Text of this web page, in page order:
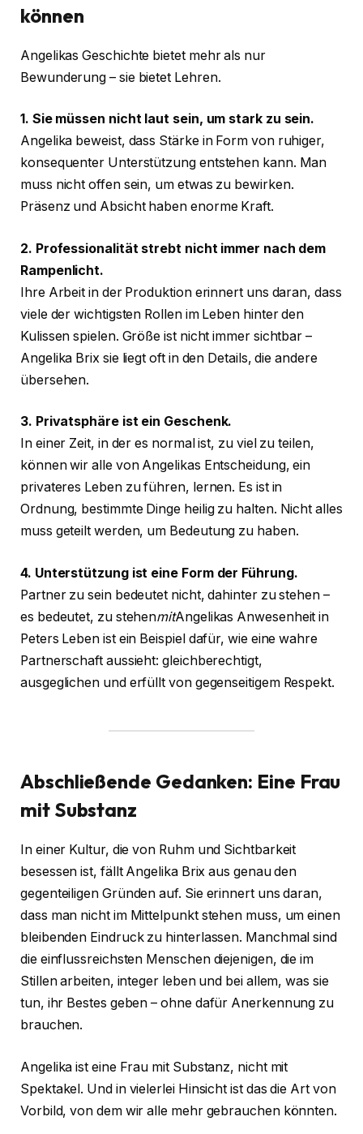
können
Angelikas Geschichte bietet mehr als nur
Bewunderung – sie bietet Lehren.
1. Sie müssen nicht laut sein, um stark zu sein.
Angelika beweist, dass Stärke in Form von ruhiger,
konsequenter Unterstützung entstehen kann. Man
muss nicht offen sein, um etwas zu bewirken.
Präsenz und Absicht haben enorme Kraft.
2. Professionalität strebt nicht immer nach dem
Rampenlicht.
Ihre Arbeit in der Produktion erinnert uns daran, dass
viele der wichtigsten Rollen im Leben hinter den
Kulissen spielen. Größe ist nicht immer sichtbar –
Angelika Brix sie liegt oft in den Details, die andere
übersehen.
3. Privatsphäre ist ein Geschenk.
In einer Zeit, in der es normal ist, zu viel zu teilen,
können wir alle von Angelikas Entscheidung, ein
privateres Leben zu führen, lernen. Es ist in
Ordnung, bestimmte Dinge heilig zu halten. Nicht alles
muss geteilt werden, um Bedeutung zu haben.
4. Unterstützung ist eine Form der Führung.
Partner zu sein bedeutet nicht, dahinter zu stehen –
es bedeutet, zu stehenmitAngelikas Anwesenheit in
Peters Leben ist ein Beispiel dafür, wie eine wahre
Partnerschaft aussieht: gleichberechtigt,
ausgeglichen und erfüllt von gegenseitigem Respekt.
Abschließende Gedanken: Eine Frau
mit Substanz
In einer Kultur, die von Ruhm und Sichtbarkeit
besessen ist, fällt Angelika Brix aus genau den
gegenteiligen Gründen auf. Sie erinnert uns daran,
dass man nicht im Mittelpunkt stehen muss, um einen
bleibenden Eindruck zu hinterlassen. Manchmal sind
die einflussreichsten Menschen diejenigen, die im
Stillen arbeiten, integer leben und bei allem, was sie
tun, ihr Bestes geben – ohne dafür Anerkennung zu
brauchen.
Angelika ist eine Frau mit Substanz, nicht mit
Spektakel. Und in vielerlei Hinsicht ist das die Art von
Vorbild, von dem wir alle mehr gebrauchen könnten.